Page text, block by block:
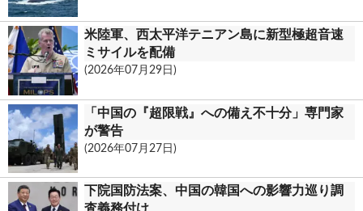
m
米陸軍、西太平洋テニアン島に新型極超音速
ミサイルを配備
(2026年07月29日)
「中国の『超限戦』への備え不十分」専門家
が警告
(2026年07月27日)
下院国防法案、中国の韓国への影響力巡り調